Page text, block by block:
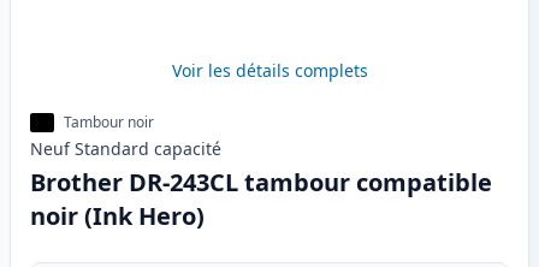
Voir les détails complets
Tambour noir
Neuf Standard capacité
Brother DR-243CL tambour compatible
noir (Ink Hero)